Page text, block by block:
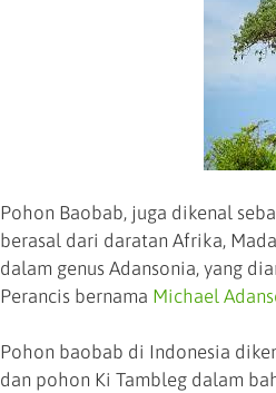
Pohon Baobab, juga dikenal
berasal dari daratan Afrika,
dalam genus Adansonia, yang
Perancis bernama Michael
Pohon baobab di Indonesia
dan pohon Ki Tambleg dalam